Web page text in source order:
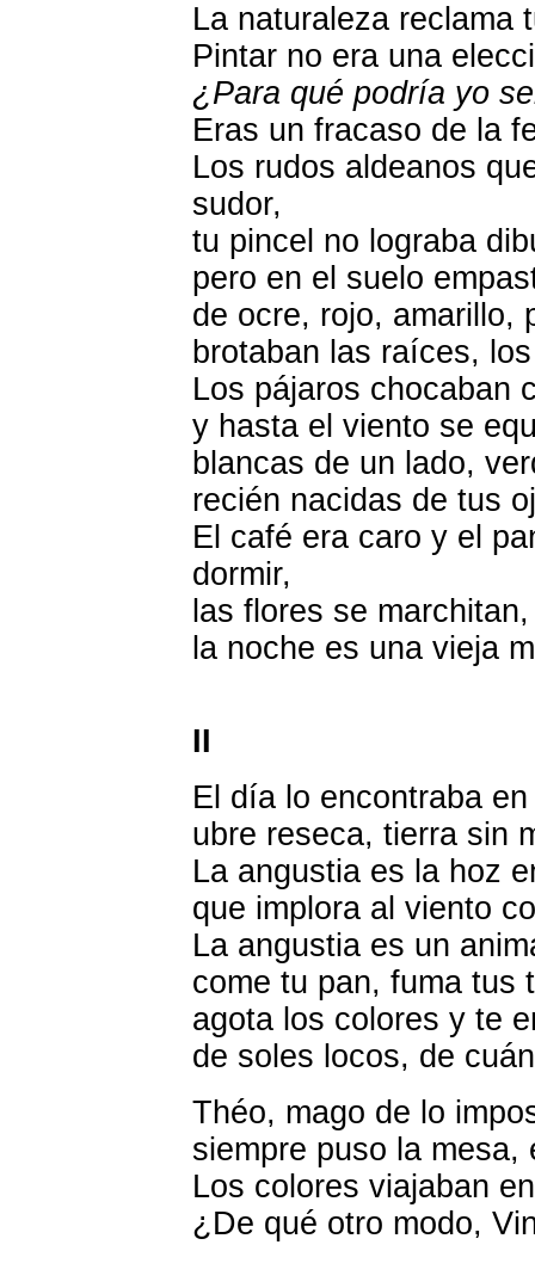
La naturaleza reclama
Pintar no era una
¿Para qué podría yo
Eras un fracaso de la
Los rudos aldeanos
sudor,
tu pincel no lograba
pero en el suelo
de ocre, rojo, amarillo,
brotaban las raíces,
Los pájaros chocaban
y hasta el viento se
blancas de un lado,
recién nacidas de tus
El café era caro y el
dormir,
las flores se
la noche es una vieja
II
El día lo encontraba
ubre reseca, tierra sin
La angustia es la hoz
que implora al viento
La angustia es un
come tu pan, fuma tus
agota los colores y te
de soles locos, de
Théo, mago de lo
siempre puso la
Los colores viajaban
¿De qué otro modo,